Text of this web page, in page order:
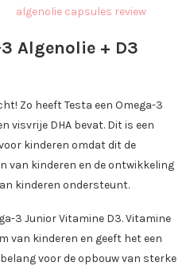
Algenolie + D3
Zo heeft Testa een Omega-3
visvrije DHA bevat. Dit is een
kinderen omdat dit de
van kinderen en de ontwikkeling
kinderen ondersteunt.
3 Junior Vitamine D3. Vitamine
van kinderen en geeft het een
voor de opbouw van sterke